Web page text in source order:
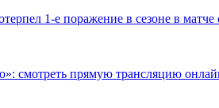
1-е поражение в сезоне в
смотреть прямую трансляцию